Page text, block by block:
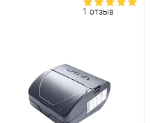
1 отзыв